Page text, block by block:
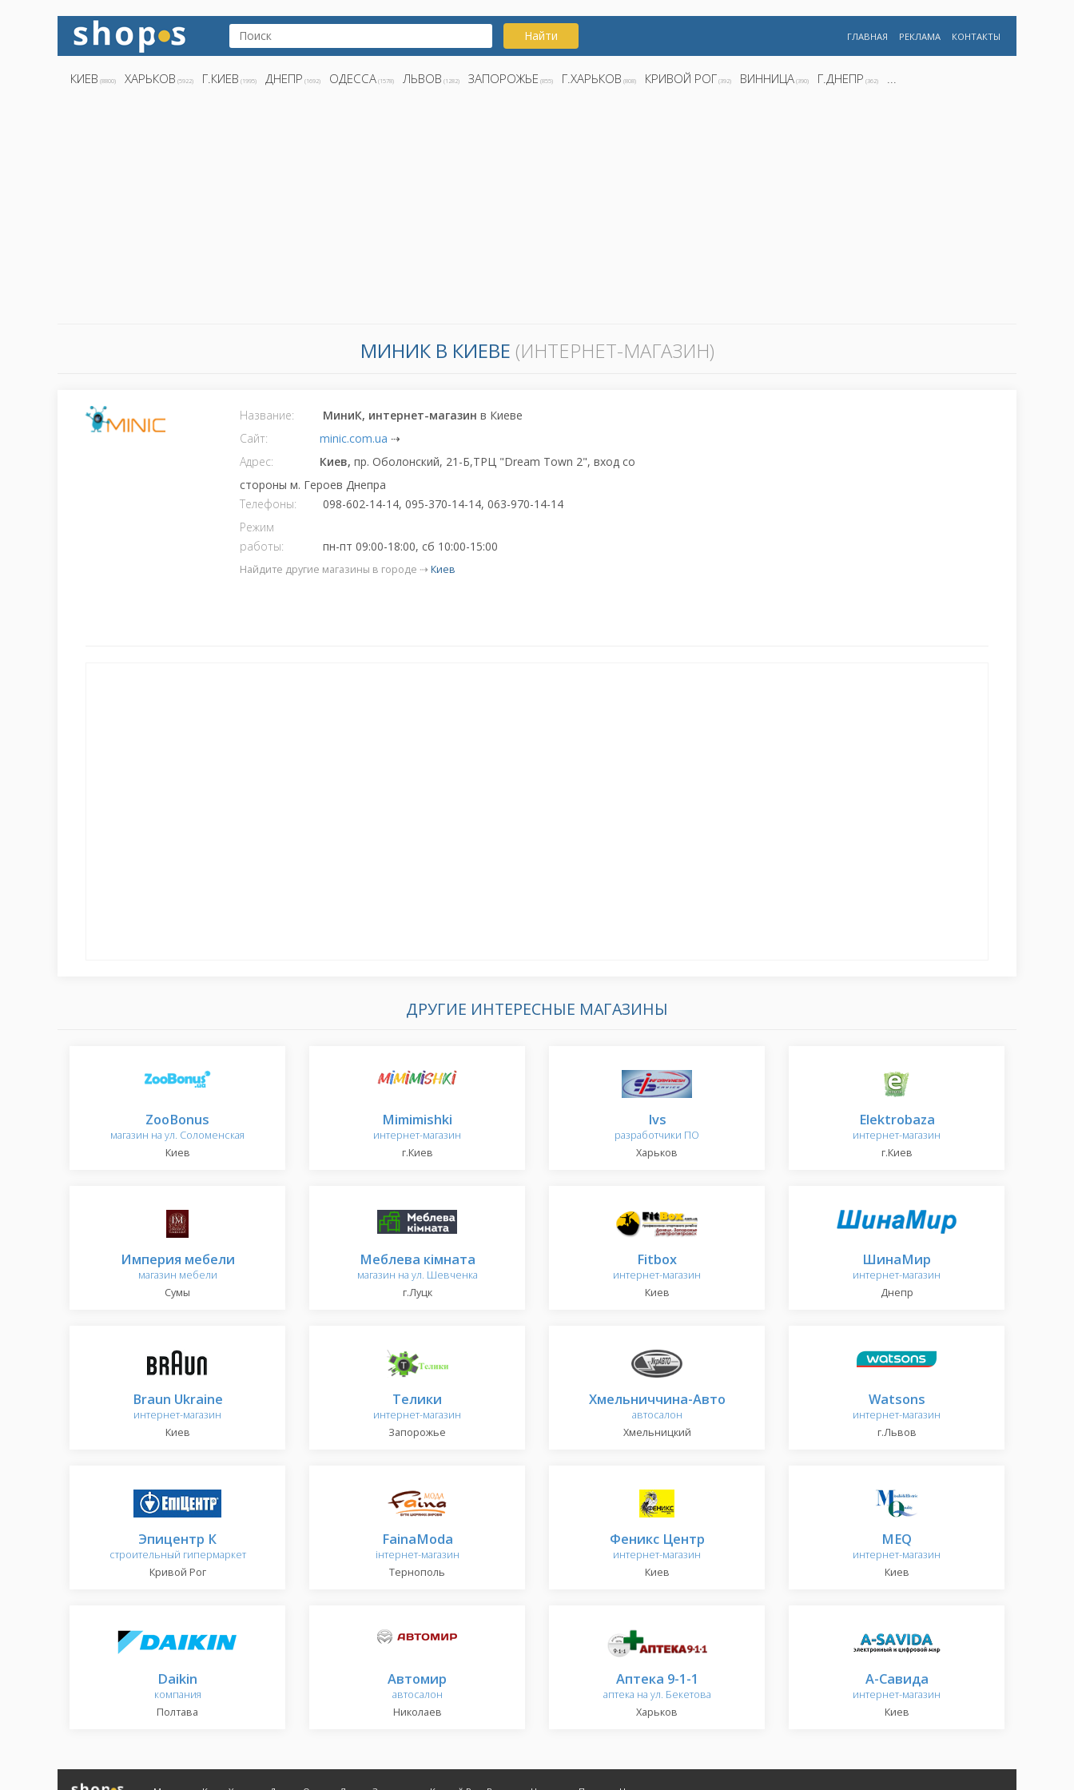
Найти ГЛАВНАЯ РЕКЛАМА КОНТАКТЫ
КИЕВ (8800) ХАРЬКОВ (5922) Г.КИЕВ (1995) ДНЕПР (1692) ОДЕССА (1578) ЛЬВОВ (1282) ЗАПОРОЖЬЕ (855) Г.ХАРЬКОВ (808) КРИВОЙ РОГ (392) ВИННИЦА (390) Г.ДНЕПР (362) ...
МИНИК В КИЕВЕ (ИНТЕРНЕТ-МАГАЗИН)
Название: МиниК, интернет-магазин в Киеве
Сайт:
minic.com.ua ⇢
Адрес:
Киев,пр. Оболонский, 21-Б,ТРЦ "Dream Town 2", вход со
стороны м. Героев Днепра
Телефоны:
098-602-14-14, 095-370-14-14, 063-970-14-14
Режим
работы:
пн-пт 09:00-18:00, сб 10:00-15:00
Найдите другие магазины в городе ⇢Киев
ДРУГИЕ ИНТЕРЕСНЫЕ МАГАЗИНЫ
ZooBonus
магазин на ул. Соломенская
Киев
Mimimishki
интернет-магазин
г.Киев
Ivs
разработчики ПО
Харьков
Elektrobaza
интернет-магазин
г.Киев
Империя мебели
магазин мебели
Сумы
Меблева кімната
магазин на ул. Шевченка
г.Луцк
Fitbox
интернет-магазин
Киев
ШинаМир
интернет-магазин
Днепр
Braun Ukraine
интернет-магазин
Киев
Телики
интернет-магазин
Запорожье
Хмельниччина-Авто
автосалон
Хмельницкий
Watsons
интернет-магазин
г.Львов
Эпицентр К
строительный гипермаркет
Кривой Рог
FainaModa
інтернет-магазин
Тернополь
Феникс Центр
интернет-магазин
Киев
MEQ
интернет-магазин
Киев
Daikin
компания
Полтава
Автомир
автосалон
Николаев
Аптека 9-1-1
аптека на ул. Бекетова
Харьков
А-Савида
интернет-магазин
Киев